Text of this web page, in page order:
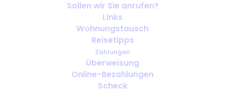
Sollen wir Sie anrufen?
Links
Wohnungstausch
Reisetipps
Zahlungen
Überweisung
Online-Bezahlungen
Scheck
Wie weit im Voraus sollte man
Sauerstoff für die Reise